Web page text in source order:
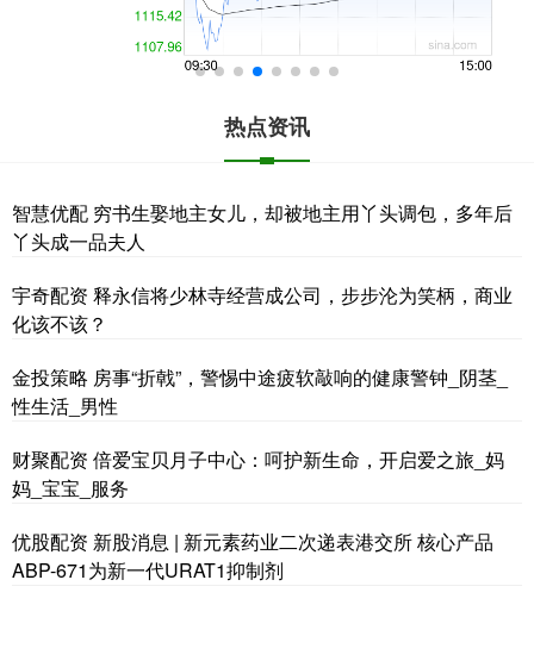
热点资讯
智慧优配 穷书生娶地主女儿，却被地主用丫头调包，多年后
丫头成一品夫人
宇奇配资 释永信将少林寺经营成公司，步步沦为笑柄，商业
化该不该？
金投策略 房事“折戟”，警惕中途疲软敲响的健康警钟_阴茎_
性生活_男性
财聚配资 倍爱宝贝月子中心：呵护新生命，开启爱之旅_妈
妈_宝宝_服务
优股配资 新股消息 | 新元素药业二次递表港交所 核心产品
ABP-671为新一代URAT1抑制剂